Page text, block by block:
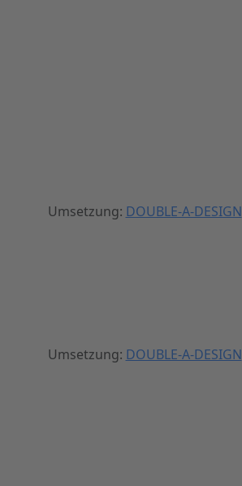
Umsetzung: DOUBLE-A-DESIGN
Umsetzung: DOUBLE-A-DESIGN